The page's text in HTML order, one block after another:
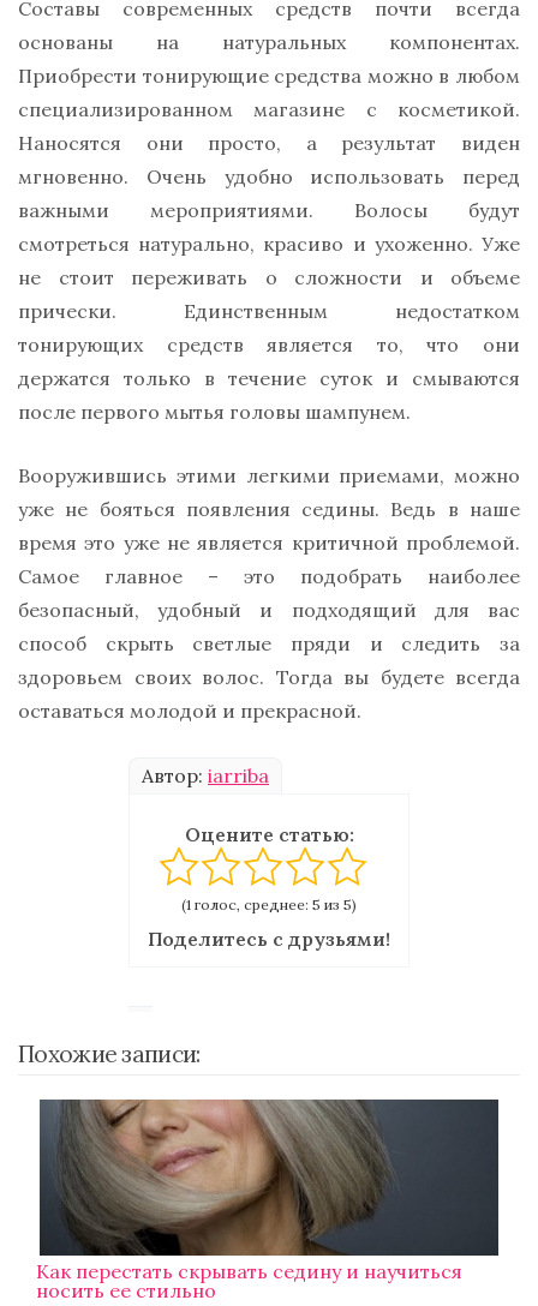
Составы современных средств почти всегда
основаны на натуральных компонентах.
Приобрести тонирующие средства можно в любом
специализированном магазине с косметикой.
Наносятся они просто, а результат виден
мгновенно. Очень удобно использовать перед
важными мероприятиями. Волосы будут
смотреться натурально, красиво и ухоженно. Уже
не стоит переживать о сложности и объеме
прически. Единственным недостатком
тонирующих средств является то, что они
держатся только в течение суток и смываются
после первого мытья головы шампунем.
Вооружившись этими легкими приемами, можно
уже не бояться появления седины. Ведь в наше
время это уже не является критичной проблемой.
Самое главное – это подобрать наиболее
безопасный, удобный и подходящий для вас
способ скрыть светлые пряди и следить за
здоровьем своих волос. Тогда вы будете всегда
оставаться молодой и прекрасной.
Автор: iarriba
Оцените статью:
(1 голос, среднее: 5 из 5)
Поделитесь с друзьями!
Похожие записи:
Как перестать скрывать седину и научиться
носить ее стильно